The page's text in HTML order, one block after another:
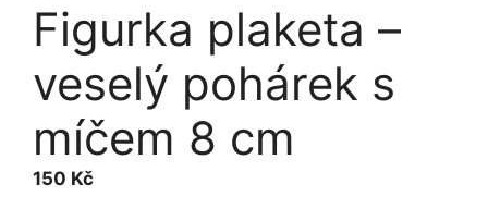
Figurka plaketa –
veselý pohárek s
míčem 8 cm
150 Kč